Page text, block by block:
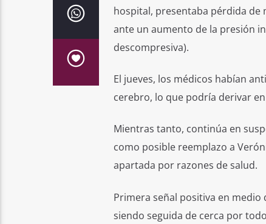
hospital, presentaba pérdida de
ante un aumento de la presión
descompresiva).
El jueves, los médicos habían
cerebro, lo que podría derivar
Mientras tanto, continúa en
como posible reemplazo a
apartada por razones de salud.
Primera señal positiva en
siendo seguida de cerca por